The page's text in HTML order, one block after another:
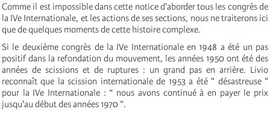
Comme il est impossible dans cette notice d'aborder tous les congrès de
la IVe Internationale, et les actions de ses sections, nous ne traiterons ici
que de quelques moments de cette histoire complexe.
Si le deuxième congrès de la IVe Internationaleen 1948 a été un pas
positif dans la refondation du mouvement, les années 1950 ont été des
années de scissions et de ruptures : un grand pas en arrière. Livio
reconnaît que la scission internationale de 1953 a été " désastreuse "
pour la IVe Internationale : “ nous avons continué à en payer le prix
jusqu'au début des années 1970 ”.